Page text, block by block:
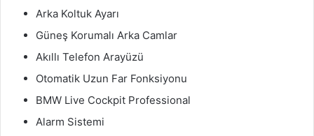
Arka Koltuk Ayarı
Güneş Korumalı Arka Camlar
Akıllı Telefon Arayüzü
Otomatik Uzun Far Fonksiyonu
BMW Live Cockpit Professional
Alarm Sistemi